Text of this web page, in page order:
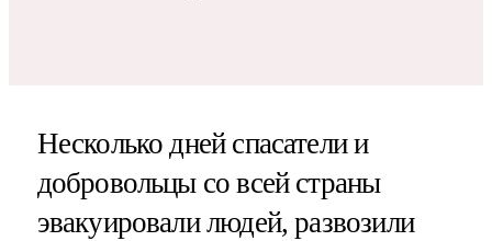
Несколько дней спасатели и
добровольцы со всей страны
эвакуировали людей, развозили